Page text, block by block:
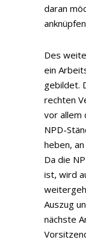
daran
Des
ein
gebildet.
rechten
vor allem
NPD-
heben,
Da die
ist, wird
Auszug
nächste